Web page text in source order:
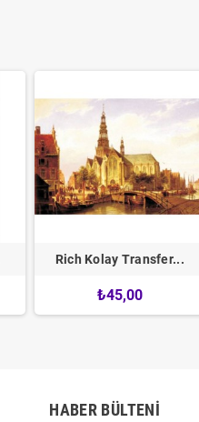
Rich Kolay Transfer...
₺45,00
HABER BÜLTENI